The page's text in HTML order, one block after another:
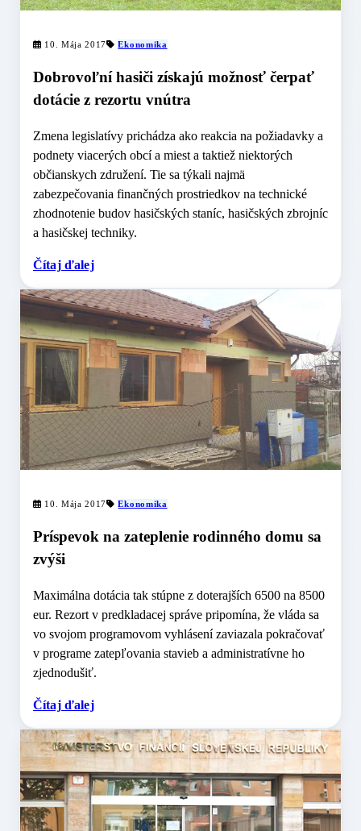
10. Mája 2017 Ekonomika
Dobrovoľní hasiči získajú možnosť čerpať
dotácie z rezortu vnútra
Zmena legislatívy prichádza ako reakcia na požiadavky a
podnety viacerých obcí a miest a taktiež niektorých
občianskych združení. Tie sa týkali najmä
zabezpečovania finančných prostriedkov na technické
zhodnotenie budov hasičských staníc, hasičských zbrojníc
a hasičskej techniky.
Čítaj ďalej
10. Mája 2017 Ekonomika
Príspevok na zateplenie rodinného domu sa
zvýši
Maximálna dotácia tak stúpne z doterajších 6500 na 8500
eur. Rezort v predkladacej správe pripomína, že vláda sa
vo svojom programovom vyhlásení zaviazala pokračovať
v programe zatepľovania stavieb a administratívne ho
zjednodušiť.
Čítaj ďalej